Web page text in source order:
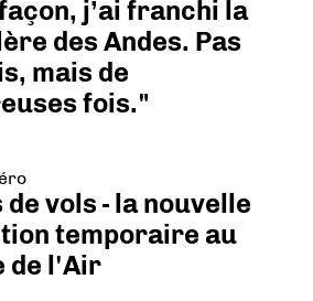
j’ai franchi la
des Andes. Pas
mais de
fois."
vols - la nouvelle
temporaire au
de l'Air